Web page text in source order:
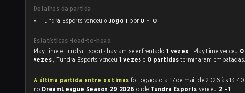
Detalhes da partida
Tundra Esports venceu o Jogo 1 por 0 - 0
Estatísticas Head-to-head
PlayTime e Tundra Esports haviam se enfrentado 1 vezes . PlayTime venceu 0
vezes , Tundra Esports venceu 1 vezese 0 partidasterminaram empatadas.
A última partida entre os times
no DreamLeague Season 29 2026 onde Tundra Esports venceu 2 - 1 .